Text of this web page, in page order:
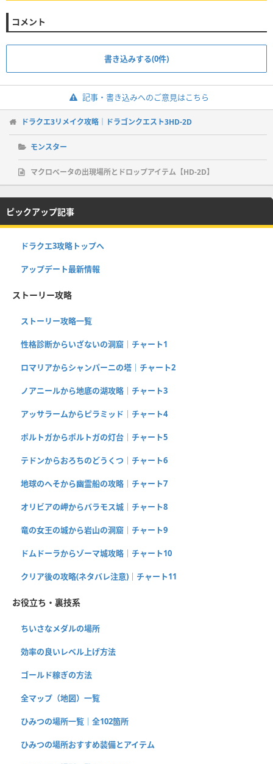
コメント
書き込みする(0件)
記事・書き込みへのご意見はこちら
ドラクエ3リメイク攻略｜ドラゴンクエスト3HD-2D
モンスター
マクロべータの出現場所とドロップアイテム【HD-2D】
ピックアップ記事
ドラクエ3攻略トップへ
アップデート最新情報
ストーリー攻略
ストーリー攻略一覧
性格診断からいざないの洞窟｜チャート1
ロマリアからシャンパーニの塔｜チャート2
ノアニールから地底の湖攻略｜チャート3
アッサラームからピラミッド｜チャート4
ポルトガからポルトガの灯台｜チャート5
テドンからおろちのどうくつ｜チャート6
地球のへそから幽霊船の攻略｜チャート7
オリビアの岬からバラモス城｜チャート8
竜の女王の城から岩山の洞窟｜チャート9
ドムドーラからゾーマ城攻略｜チャート10
クリア後の攻略(ネタバレ注意)｜チャート11
お役立ち・裏技系
ちいさなメダルの場所
効率の良いレベル上げ方法
ゴールド稼ぎの方法
全マップ（地図）一覧
ひみつの場所一覧｜全102箇所
ひみつの場所おすすめ装備とアイテム